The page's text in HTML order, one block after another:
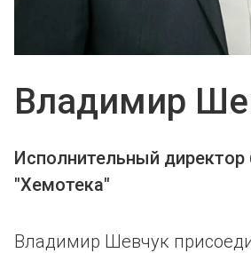
Владимир
Исполнительный директор
"Хемотека"
Владимир Шевчук